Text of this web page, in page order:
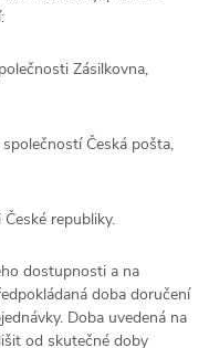
Zásilkovna,
Česká pošta,
republiky.
dostupnosti a na
doba doručení
Doba uvedená na
od skutečné doby